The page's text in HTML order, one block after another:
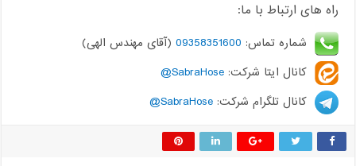
های ارتباط با ما:
شماره تماس:09358351600(آقای مهندس الهی)
کانال ایتا شرکت:SabraHose@
کانال تلگرام شرکت:SabraHose@